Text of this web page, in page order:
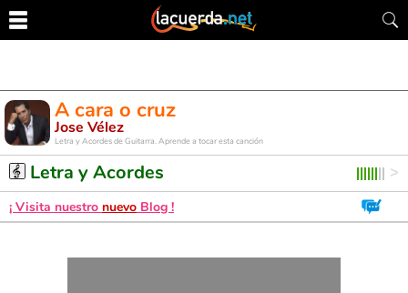
A cara o cruz
Jose Vélez
Letra y Acordes de Guitarra. Aprende a tocar esta canción
Letra y Acordes
¡ Visita nuestro nuevo Blog !